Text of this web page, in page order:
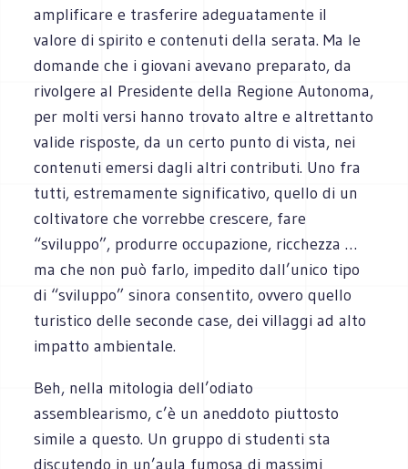
amplificare e trasferire adeguatamente il
valore di spirito e contenuti della serata. Ma le
domande che i giovani avevano preparato, da
rivolgere al Presidente della Regione Autonoma,
per molti versi hanno trovato altre e altrettanto
valide risposte, da un certo punto di vista, nei
contenuti emersi dagli altri contributi. Uno fra
tutti, estremamente significativo, quello di un
coltivatore che vorrebbe crescere, fare
“sviluppo”, produrre occupazione, ricchezza …
ma che non può farlo, impedito dall’unico tipo
di “sviluppo” sinora consentito, ovvero quello
turistico delle seconde case, dei villaggi ad alto
impatto ambientale.
Beh, nella mitologia dell’odiato
assemblearismo, c’è un aneddoto piuttosto
simile a questo. Un gruppo di studenti sta
discutendo in un’aula fumosa di massimi